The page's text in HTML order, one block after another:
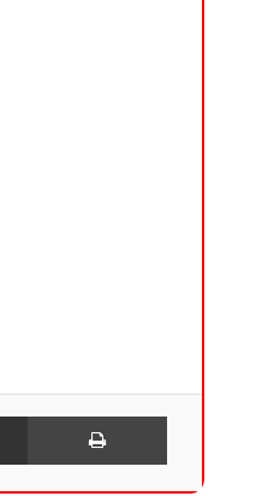
Share via Email Print